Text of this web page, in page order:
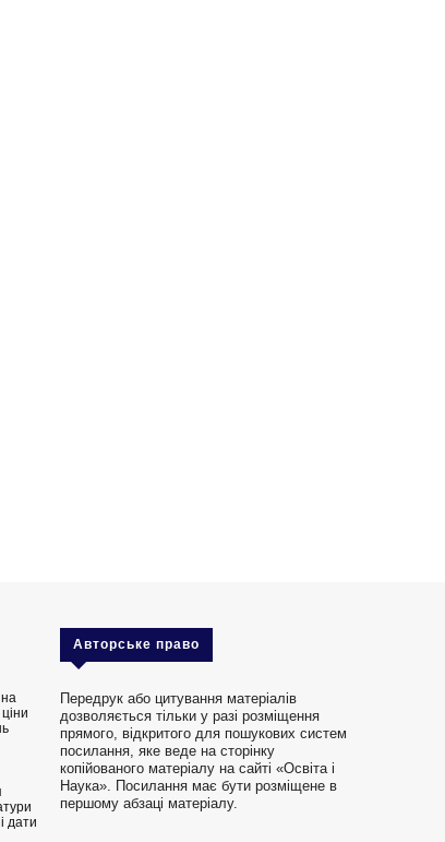
дати
Авторське право
Передрук або цитування матеріалів
дозволяється тільки у разі розміщення
прямого, відкритого для пошукових систем
посилання, яке веде на сторінку
копійованого матеріалу на сайті «Освіта і
Наука». Посилання має бути розміщене в
першому абзаці матеріалу.